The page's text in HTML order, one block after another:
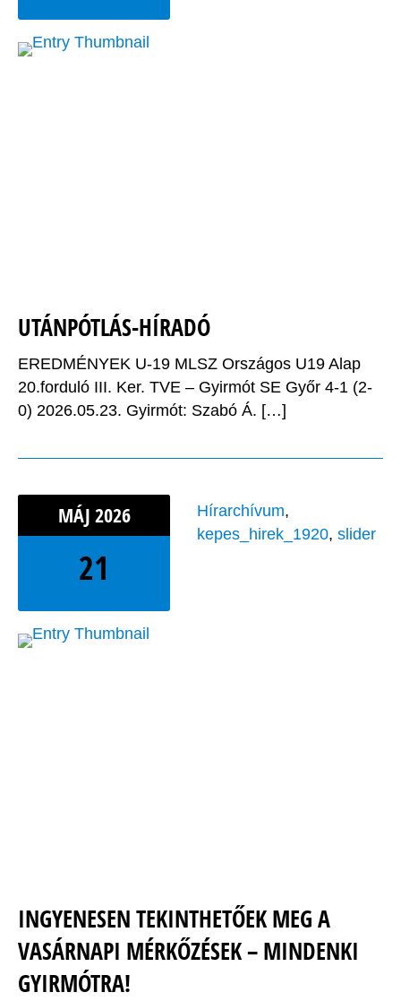
UTÁNPÓTLÁS-HÍRADÓ
EREDMÉNYEK U-19 MLSZ Országos U19 Alap
20.forduló III. Ker. TVE – Gyirmót SE Győr 4-1 (2-
0) 2026.05.23. Gyirmót: Szabó Á. […]
MÁJ 2026
21
Hírarchívum,
kepes_hirek_1920, slider
INGYENESEN TEKINTHETŐEK MEG A
VASÁRNAPI MÉRKŐZÉSEK – MINDENKI
GYIRMÓTRA!